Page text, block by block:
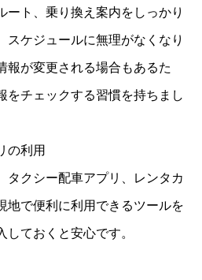
ート、乗り換え案内をしっかり
スケジュールに無理がなくなり
報が変更される場合もあるた
をチェックする習慣を持ちまし
の利用
タクシー配車アプリ、レンタカ
地で便利に利用できるツールを
しておくと安心です。